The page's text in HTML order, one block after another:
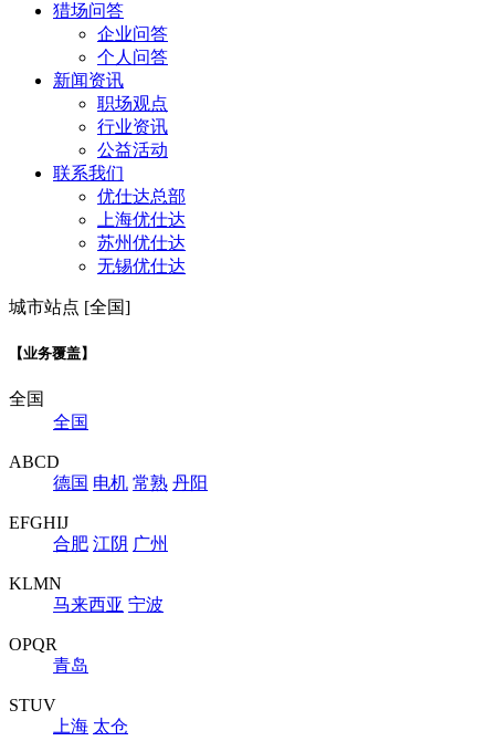
猎场问答
企业问答
个人问答
新闻资讯
职场观点
行业资讯
公益活动
联系我们
优仕达总部
上海优仕达
苏州优仕达
无锡优仕达
城市站点 [全国]
【业务覆盖】
全国
全国
ABCD
德国 电机 常熟 丹阳
EFGHIJ
合肥 江阴 广州
KLMN
马来西亚 宁波
OPQR
青岛
STUV
上海 太仓